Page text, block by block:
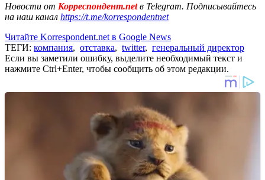
Новости от Корреспондент.netв Telegram. Подписывайтесь
на наш канал https://t.me/korrespondentnet
Читайте Korrespondent.net в Google News
ТЕГИ: компания, отставка, twitter, генеральный директор
Если вы заметили ошибку, выделите необходимый текст и
нажмите Ctrl+Enter, чтобы сообщить об этом редакции.